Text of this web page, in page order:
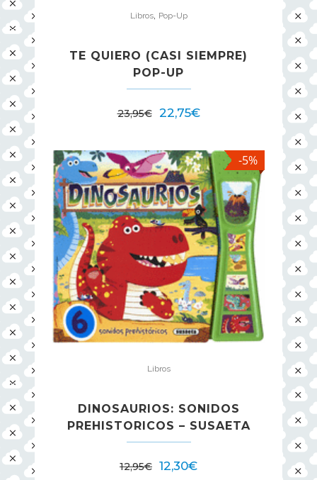
Libros, Pop-Up
TE QUIERO (CASI SIEMPRE)
POP-UP
23,95€ 22,75€
-5%
Libros
DINOSAURIOS: SONIDOS
PREHISTORICOS – SUSAETA
12,95€ 12,30€